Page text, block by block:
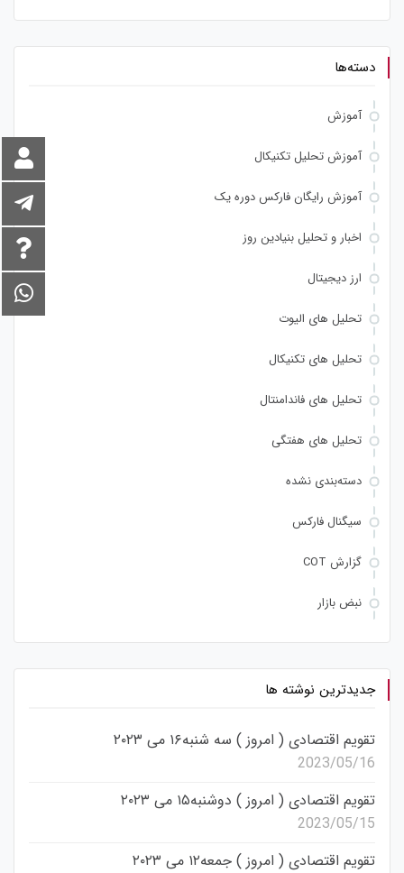
دسته‌ها
آموزش
آموزش تحلیل تکنیکال
آموزش رایگان فارکس دوره یک
اخبار و تحلیل بنیادین روز
ارز دیجیتال
تحلیل های الیوت
تحلیل های تکنیکال
تحلیل های فاندامنتال
تحلیل های هفتگی
دسته‌بندی نشده
سیگنال فارکس
گزارش COT
نبض بازار
جدیدترین نوشته ها
تقویم اقتصادی ( امروز ) سه شنبه۱۶ می ۲۰۲۳
2023/05/16
تقویم اقتصادی ( امروز ) دوشنبه۱۵ می ۲۰۲۳
2023/05/15
تقویم اقتصادی ( امروز ) جمعه۱۲ می ۲۰۲۳